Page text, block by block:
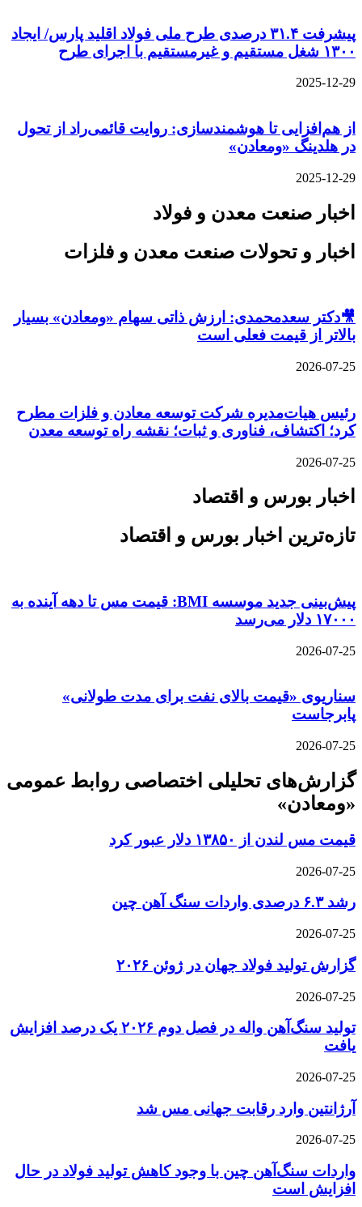
پیشرفت ۳۱.۴ درصدی طرح ملی فولاد اقلید پارس/ ایجاد
۱۳۰۰ شغل مستقیم و غیرمستقیم با اجرای طرح
2025-12-29
از هم‌افزایی تا هوشمندسازی: روایت قائمی‌راد از تحول
در هلدینگ «ومعادن»
2025-12-29
اخبار صنعت معدن و فولاد
اخبار و تحولات صنعت معدن و فلزات
🎥دکتر سعدمحمدی: ارزش ذاتی سهام «ومعادن» بسیار
بالاتر از قیمت فعلی است
2026-07-25
رئیس هیات‌مدیره شرکت توسعه معادن و فلزات مطرح
کرد؛ اکتشاف، فناوری و ثبات؛ نقشه راه توسعه معدن
2026-07-25
اخبار بورس و اقتصاد
تازه‌ترین اخبار بورس و اقتصاد
پیش‌بینی جدید موسسه BMI: قیمت مس تا دهه آینده به
۱۷۰۰۰ دلار می‌رسد
2026-07-25
سناریوی «قیمت بالای نفت برای مدت طولانی»
پابرجاست
2026-07-25
گزارش‌های تحلیلی اختصاصی روابط عمومی
«ومعادن»
قیمت مس لندن از ۱۳۸۵۰ دلار عبور کرد
2026-07-25
رشد ۶.۳ درصدی واردات سنگ آهن چین
2026-07-25
گزارش تولید فولاد جهان در ژوئن ۲۰۲۶
2026-07-25
تولید سنگ‌آهن واله در فصل دوم ۲۰۲۶ یک درصد افزایش
یافت
2026-07-25
آرژانتین وارد رقابت جهانی مس شد
2026-07-25
واردات سنگ‌آهن چین با وجود کاهش تولید فولاد در حال
افزایش است